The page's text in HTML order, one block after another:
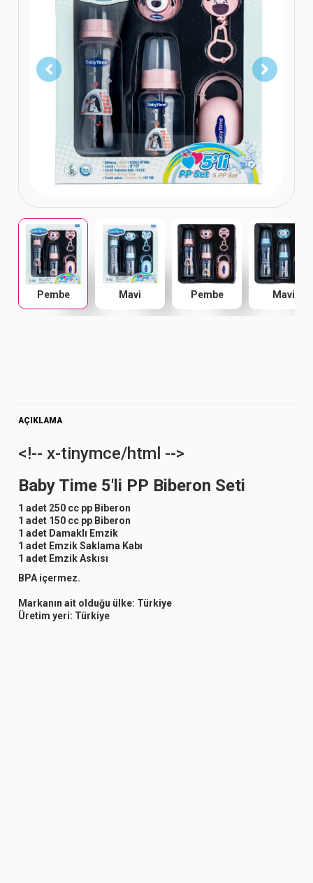
Pembe Mavi Pembe Mavi
AÇIKLAMA
<!-- x-tinymce/html -->
Baby Time 5'li PP Biberon Seti
1 adet 250 cc pp Biberon
1 adet 150 cc pp Biberon
1 adet Damaklı Emzik
1 adet Emzik Saklama Kabı
1 adet Emzik Askısı
BPA içermez.
Markanın ait olduğu ülke: Türkiye
Üretim yeri: Türkiye